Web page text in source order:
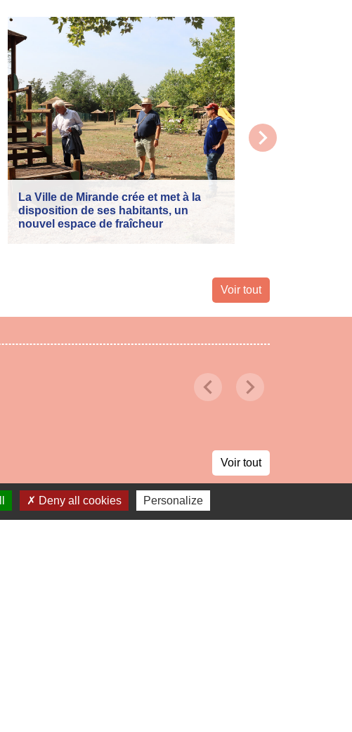
La Ville de Mirande crée et met à la
disposition de ses habitants, un
nouvel espace de fraîcheur
chevron_right
Voir tout
chevron_left chevron_right
Voir tout
Deny all cookies Personalize